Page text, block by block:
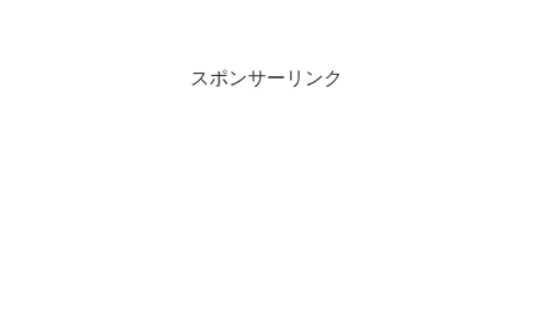
スポンサーリンク